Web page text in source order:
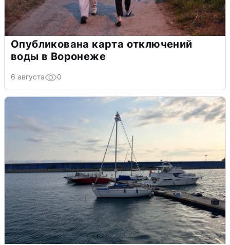
Опубликована карта отключений
воды в Воронеже
6 августа 0